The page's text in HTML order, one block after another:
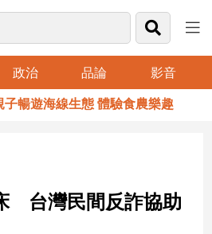
政治 品論 影音
遊海線生態 體驗食農樂趣
台灣民間反詐協助